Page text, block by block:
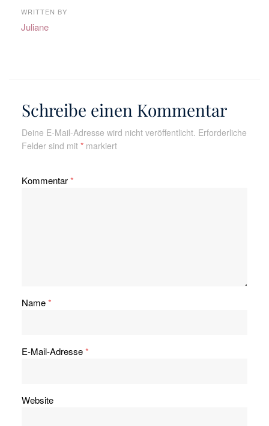
WRITTEN BY
Juliane
Schreibe einen Kommentar
Deine E-Mail-Adresse wird nicht veröffentlicht. Erforderliche
Felder sind mit *markiert
Kommentar*
Name*
E-Mail-Adresse*
Website